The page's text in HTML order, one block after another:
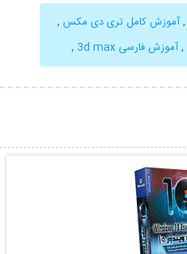
,آموزش کامل تری دی مکس ,
,آموزش فارسی 3d max ,